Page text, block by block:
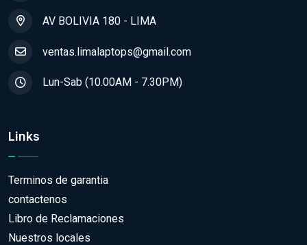
AV BOLIVIA 180 - LIMA
ventas.limalaptops@gmail.com
Lun-Sab (10.00AM - 7.30PM)
Links
Terminos de garantia
contactenos
Libro de Reclamaciones
Nuestros locales